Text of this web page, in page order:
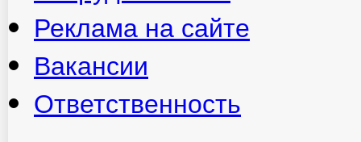
Реклама на сайте
Вакансии
Ответственность